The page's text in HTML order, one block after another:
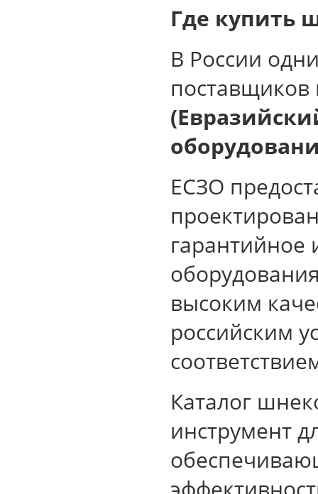
Где купить
В России
ЕСЗО
гарантийное
высоким
российским
Каталог
инструмент